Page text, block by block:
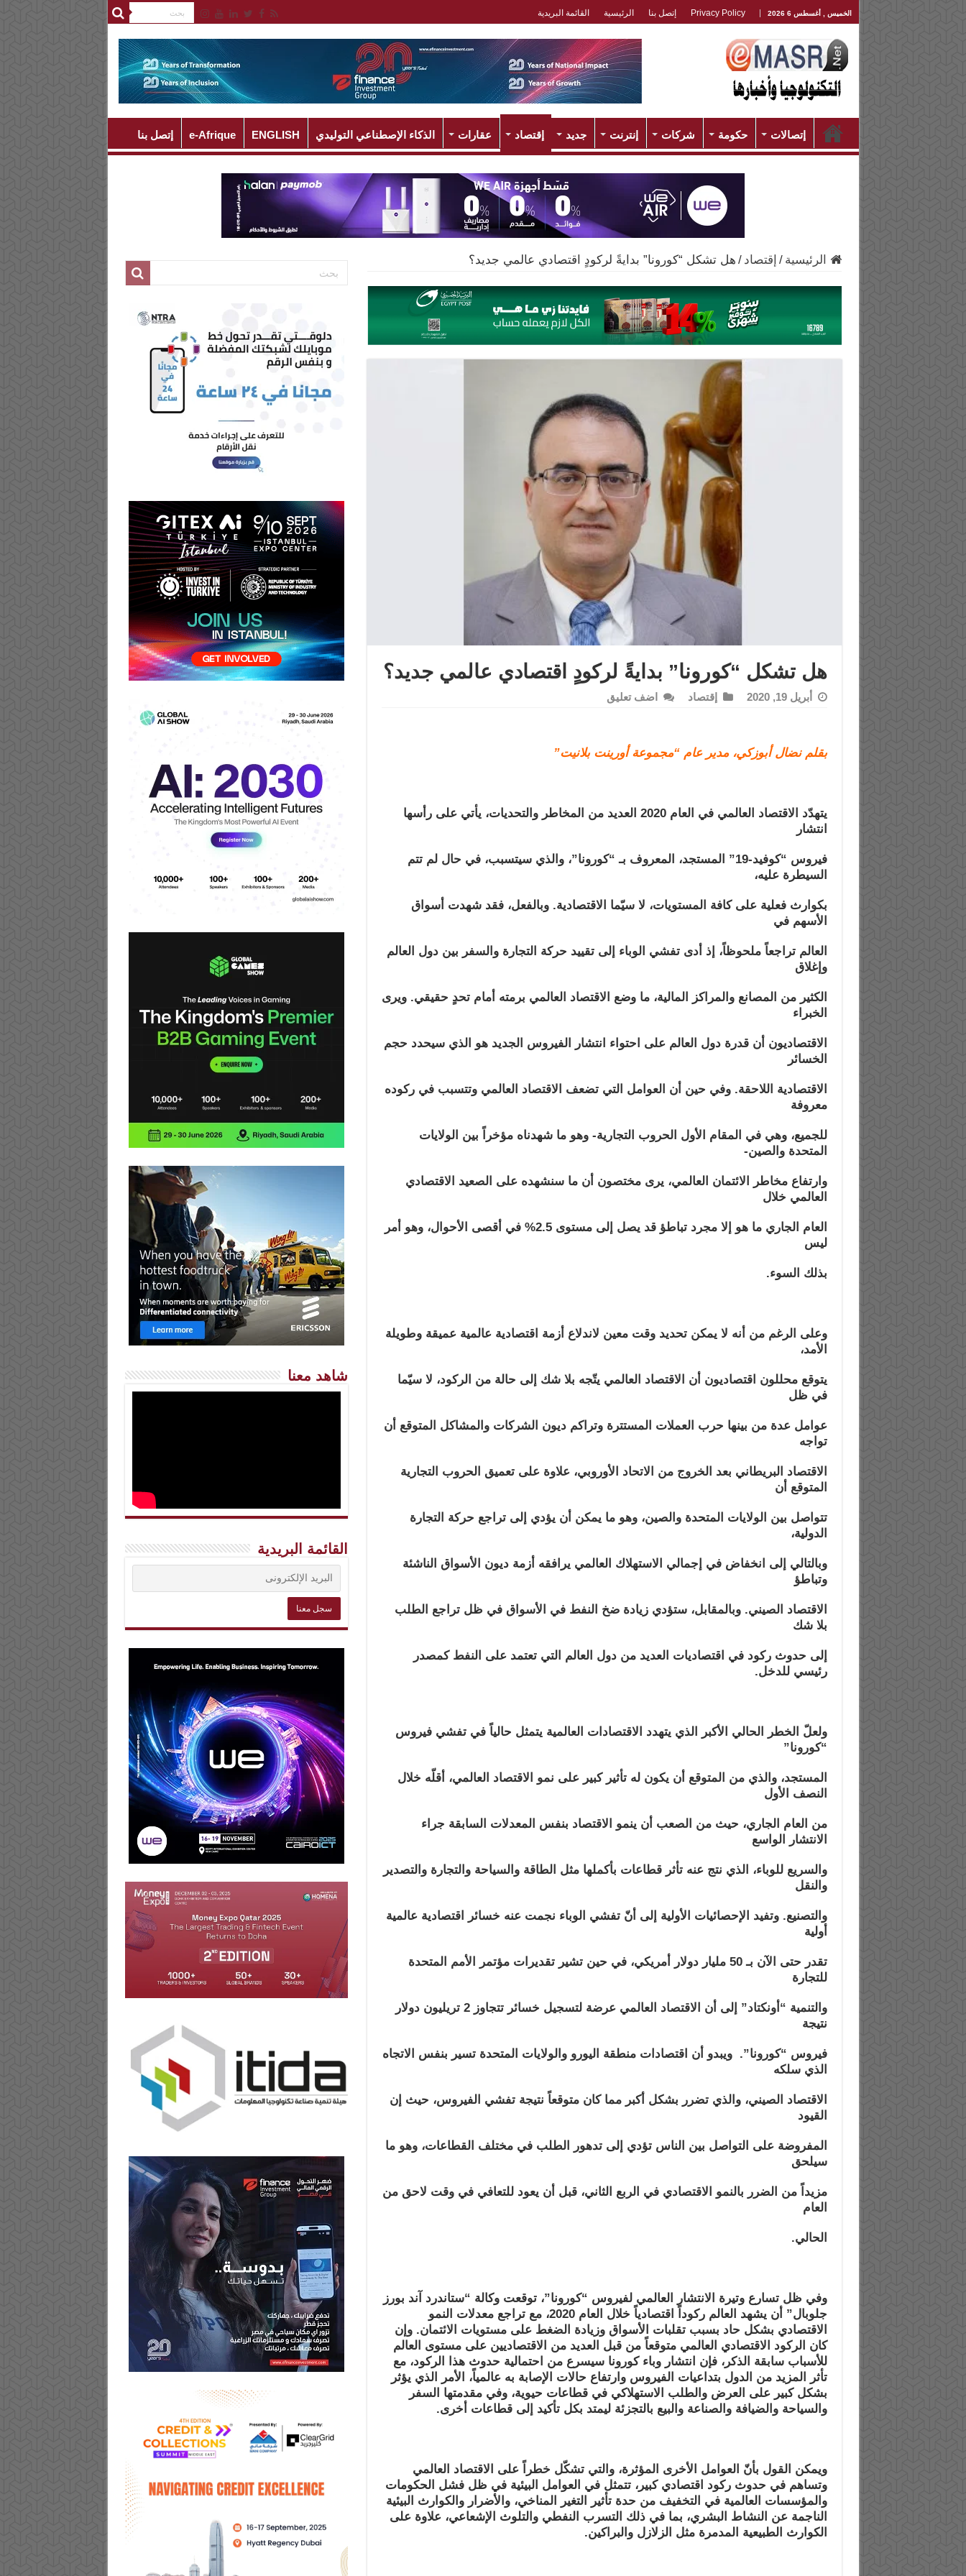
الخميس , أغسطس 6 2026 Privacy Policy إتصل بنا الرئيسية القائمة البريدية
إتصالات حكومة شركات إنترنت جديد إقتصاد عقارات الذكاء الإصطناعي التوليدي ENGLISH
e-Afrique إتصل بنا
الرئيسية / إقتصاد / هل تشكل “كورونا” بدايةً لركودٍ اقتصادي عالمي جديد؟
هل تشكل “كورونا” بدايةً لركودٍ اقتصادي عالمي جديد؟
أبريل 19, 2020 إقتصاد اضف تعليق
بقلم نضال أبوزكي، مدير عام “مجموعة أورينت بلانيت”
يتهدّد الاقتصاد العالمي في العام2020 العديد من المخاطر والتحديات، يأتي على رأسها
انتشار
فيروس “كوفيد-19” المستجد، المعروف بـ “كورونا”، والذي سيتسبب، في حال لم تتم
السيطرة عليه،
بكوارث فعلية على كافة المستويات، لا سيّما الاقتصادية. وبالفعل، فقد شهدت أسواق
الأسهم في
العالم تراجعاً ملحوظاً، إذ أدى تفشي الوباء إلى تقييد حركة التجارة والسفر بين دول العالم
وإغلاق
الكثير من المصانع والمراكز المالية، ما وضع الاقتصاد العالمي برمته أمام تحدٍ حقيقي. ويرى
الخبراء
الاقتصاديون أن قدرة دول العالم على احتواء انتشار الفيروس الجديد هو الذي سيحدد حجم
الخسائر
الاقتصادية اللاحقة. وفي حين أن العوامل التي تضعف الاقتصاد العالمي وتتسبب في ركوده
معروفة
للجميع، وهي في المقام الأول الحروب التجارية- وهو ما شهدناه مؤخراً بين الولايات
المتحدة والصين-
وارتفاع مخاطر الائتمان العالمي، يرى مختصون أن ما سنشهده على الصعيد الاقتصادي
العالمي خلال
العام الجاري ما هو إلا مجرد تباطؤ قد يصل إلى مستوى2.5% في أقصى الأحوال، وهو أمر
ليس
بذلك السوء.
وعلى الرغم من أنه لا يمكن تحديد وقت معين لاندلاع أزمة اقتصادية عالمية عميقة وطويلة
الأمد،
يتوقع محللون اقتصاديون أن الاقتصاد العالمي يتّجه بلا شك إلى حالة من الركود، لا سيّما
في ظل
عوامل عدة من بينها حرب العملات المستترة وتراكم ديون الشركات والمشاكل المتوقع أن
تواجه
الاقتصاد البريطاني بعد الخروج من الاتحاد الأوروبي، علاوة على تعميق الحروب التجارية
المتوقع أن
تتواصل بين الولايات المتحدة والصين، وهو ما يمكن أن يؤدي إلى تراجع حركة التجارة
الدولية،
وبالتالي إلى انخفاض في إجمالي الاستهلاك العالمي يرافقه أزمة ديون الأسواق الناشئة
وتباطؤ
الاقتصاد الصيني. وبالمقابل، ستؤدي زيادة ضخ النفط في الأسواق في ظل تراجع الطلب
بلا شك
إلى حدوث ركود في اقتصاديات العديد من دول العالم التي تعتمد على النفط كمصدر
رئيسي للدخل.
ولعلّ الخطر الحالي الأكبر الذي يتهدد الاقتصادات العالمية يتمثل حالياً في تفشي فيروس
“كورونا”
المستجد، والذي من المتوقع أن يكون له تأثير كبير على نمو الاقتصاد العالمي، أقلّه خلال
النصف الأول
من العام الجاري، حيث من الصعب أن ينمو الاقتصاد بنفس المعدلات السابقة جراء
الانتشار الواسع
والسريع للوباء، الذي نتج عنه تأثر قطاعات بأكملها مثل الطاقة والسياحة والتجارة والتصدير
والنقل
والتصنيع. وتفيد
الإحصائيات الأولية إلى أنّ تفشي الوباء نجمت عنه خسائر اقتصادية عالمية
أولية
تقدر حتى الآن بـ 50 مليار دولار أمريكي، في حين تشير تقديرات مؤتمر الأمم المتحدة
للتجارة
والتنمية “أونكتاد” إلى أن الاقتصاد العالمي عرضة لتسجيل خسائر تتجاوز 2 تريليون دولار
نتيجة
فيروس “كورونا”.ويبدو أن اقتصادات منطقة اليورو والولايات المتحدة تسير بنفس الاتجاه
الذي سلكه
الاقتصاد الصيني، والذي تضرر بشكل أكبر مما كان متوقعاً نتيجة تفشي الفيروس، حيث إن
القيود
المفروضة على التواصل بين الناس تؤدي إلى تدهور الطلب في مختلف القطاعات، وهو ما
سيلحق
مزيداً من الضرر بالنمو الاقتصادي في الربع الثاني، قبل أن يعود للتعافي في وقت لاحق من
العام
الحالي.
وفي ظل تسارع وتيرة الانتشار العالمي لفيروس “كورونا”، توقعت وكالة “ستاندرد آند بورز
جلوبال” أن يشهد العالم ركوداً اقتصادياً خلال العام2020، مع تراجع معدلات النمو
الاقتصادي بشكل حاد بسبب تقلبات الأسواق وزيادة الضغط على مستويات الائتمان. وإن
كان الركود الاقتصادي العالمي متوقعاً من قبل العديد من الاقتصاديين على مستوى العالم
للأسباب سابقة الذكر، فإن انتشار وباء كورونا سيسرع من احتمالية حدوث هذا الركود، مع
تأثر المزيد من الدول بتداعيات الفيروس وارتفاع حالات الإصابة به عالمياً، الأمر الذي يؤثر
بشكل كبير على العرض والطلب الاستهلاكي في قطاعات حيوية، وفي مقدمتها السفر
والسياحة والضيافة والصناعة والبيع بالتجزئة ليمتد بكل تأكيد إلى قطاعات أخرى.
ويمكن القول بأنّ العوامل الأخرى المؤثرة، والتي تشكّل خطراً على الاقتصاد العالمي
وتساهم في حدوث ركود اقتصادي كبير، تتمثل في العوامل البيئية في ظل فشل الحكومات
والمؤسسات العالمية في التخفيف من حدة تأثير التغير المناخي، والأضرار والكوارث البيئية
الناجمة عن النشاط البشري، بما في ذلك التسرب النفطي والتلوث الإشعاعي، علاوة على
الكوارث الطبيعية المدمرة مثل الزلازل والبراكين.
شاهد معنا
القائمة البريدية